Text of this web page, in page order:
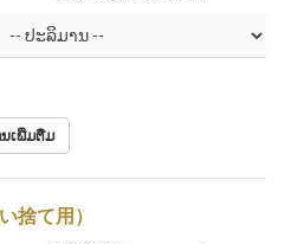
ເພີ່ມຕື່ມ
捨て用）